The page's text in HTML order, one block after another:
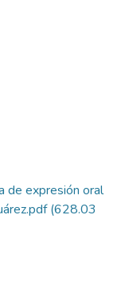
de expresión oral
(628.03